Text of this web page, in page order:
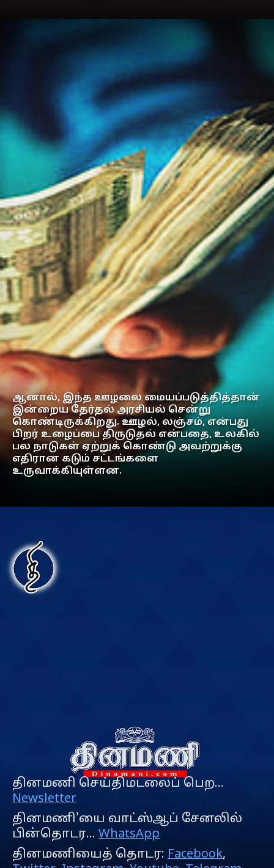
ஆனால், இந்த ஊழலை மையப்படுத்தித்தான்
இன்றைய தேர்தல் அரசியல் சென்று
கொண்டிருக்கிறது. ஊழல், லஞ்சம், என்பது
பிறர் உழைப்பை திருடுதல் என்பதை, உலகில்
பல நாடுகள் ஏற்றுக் கொண்டு அவற்றுக்கு
எதிரான கடும் சட்டங்களை
உருவாக்கியுள்ளன.
தினமணி செய்திமடலைப் பெற...
Newsletter
தினமணி'யை வாட்ஸ்ஆப் சேனலில்
பின்தொடர... WhatsApp
தினமணியைத் தொடர: Facebook,